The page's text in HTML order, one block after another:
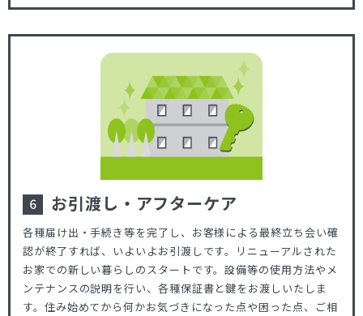
お引渡し・アフターケア
各種届け出・手続き等を完了し、お客様による最終立ち会い確
認が終了すれば、いよいよお引渡しです。リニューアルされた
お家での新しい暮らしのスタートです。設備等の使用方法やメ
ンテナンスの説明を行い、各種保証書と鍵をお渡しいたしま
す。住み始めてから何かお気づきになった点や困った点、ご相